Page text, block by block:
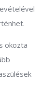
okozta